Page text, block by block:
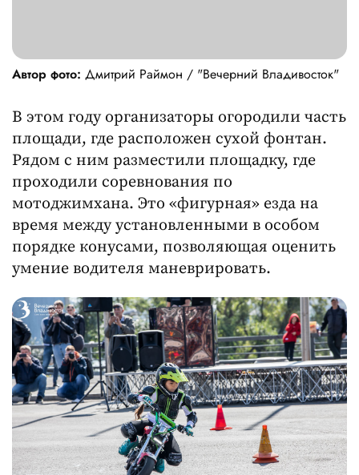
Автор фото: Дмитрий Раймон / "Вечерний Владивосток"
В этом году организаторы огородили часть
площади, где расположен сухой фонтан.
Рядом с ним разместили площадку, где
проходили соревнования по
мотоджимхана. Это «фигурная» езда на
время между установленными в особом
порядке конусами, позволяющая оценить
умение водителя маневрировать.